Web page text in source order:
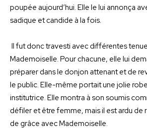
poupée aujourd’hui. Elle le lui annonça
sadique et candide à la fois.
Il fut donc travesti avec différentes
Mademoiselle. Pour chacune, elle lui
préparer dans le donjon attenant et de
le public. Elle-même portait une jolie
institutrice. Elle montra à son soumis
défiler et être femme, mais il est ardu de
de grâce avec Mademoiselle.